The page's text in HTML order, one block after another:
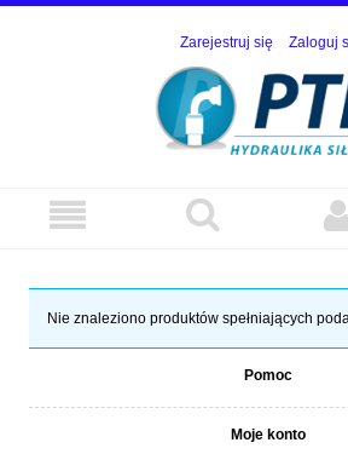
Zarejestruj się Zaloguj
Nie znaleziono produktów spełniających
Pomoc
Moje konto